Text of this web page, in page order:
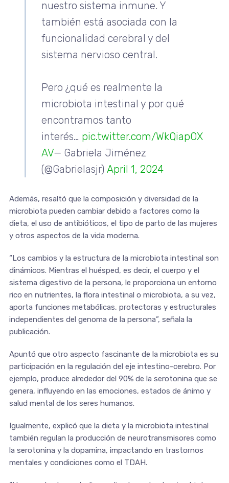
nuestro sistema inmune. Y
también está asociada con la
funcionalidad cerebral y del
sistema nervioso central.
Pero ¿qué es realmente la
microbiota intestinal y por qué
encontramos tanto
interés… pic.twitter.com/WkQiapOX
AV— Gabriela Jiménez
(@Gabrielasjr) April 1, 2024
Además, resaltó que la composición y diversidad de la
microbiota pueden cambiar debido a factores como la
dieta, el uso de antibióticos, el tipo de parto de las mujeres
y otros aspectos de la vida moderna.
“Los cambios y la estructura de la microbiota intestinal son
dinámicos. Mientras el huésped, es decir, el cuerpo y el
sistema digestivo de la persona, le proporciona un entorno
rico en nutrientes, la flora intestinal o microbiota, a su vez,
aporta funciones metabólicas, protectoras y estructurales
independientes del genoma de la persona”, señala la
publicación.
Apuntó que otro aspecto fascinante de la microbiota es su
participación en la regulación del eje intestino-cerebro. Por
ejemplo, produce alrededor del 90% de la serotonina que se
genera, influyendo en las emociones, estados de ánimo y
salud mental de los seres humanos.
Igualmente, explicó que la dieta y la microbiota intestinal
también regulan la producción de neurotransmisores como
la serotonina y la dopamina, impactando en trastornos
mentales y condiciones como el TDAH.